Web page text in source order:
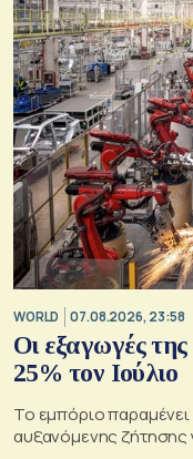
WORLD 07.08.2026, 23:58
Οι εξαγωγές
25% τον Ιούλιο
Το εμπόριο παραμένει
αυξανόμενης ζήτησης